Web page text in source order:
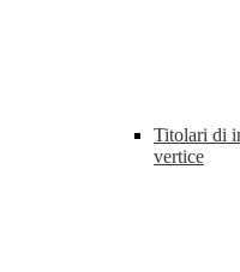
Titolari di
vertice